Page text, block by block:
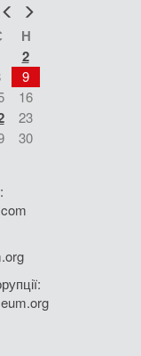
Попер
Н
2
9
16
23
30